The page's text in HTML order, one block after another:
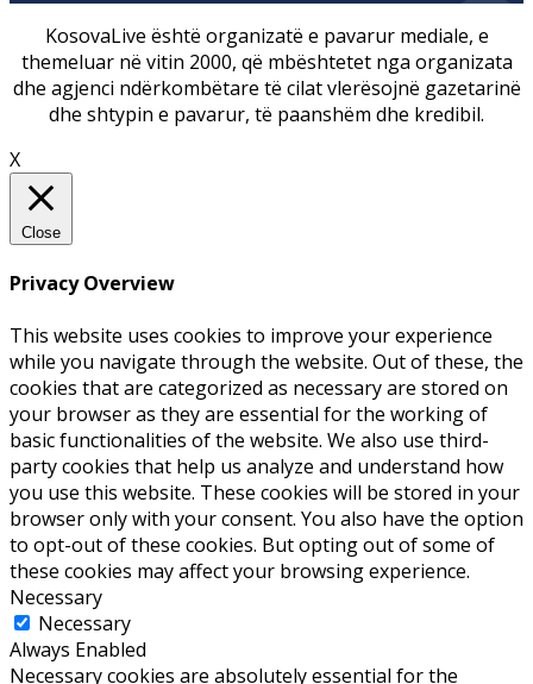
KosovaLive është organizatë e pavarur mediale, e
themeluar në vitin 2000, që mbështetet nga organizata
dhe agjenci ndërkombëtare të cilat vlerësojnë gazetarinë
dhe shtypin e pavarur, të paanshëm dhe kredibil.
X
Close
Privacy Overview
This website uses cookies to improve your experience
while you navigate through the website. Out of these, the
cookies that are categorized as necessary are stored on
your browser as they are essential for the working of
basic functionalities of the website. We also use third-
party cookies that help us analyze and understand how
you use this website. These cookies will be stored in your
browser only with your consent. You also have the option
to opt-out of these cookies. But opting out of some of
these cookies may affect your browsing experience.
Necessary
Necessary
Always Enabled
Necessary cookies are absolutely essential for the